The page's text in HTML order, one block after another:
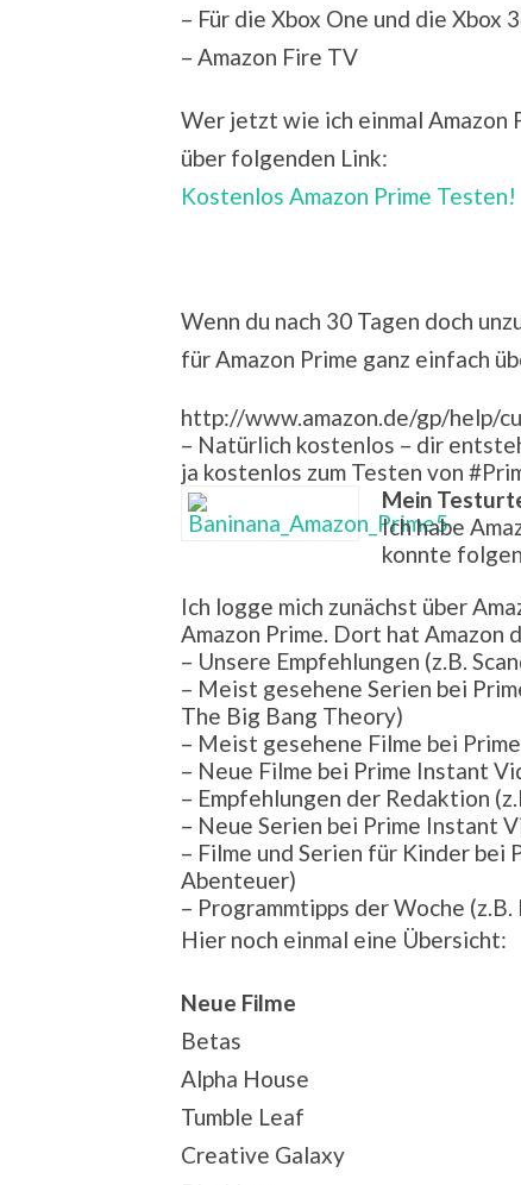
– Für die Xbox One und die Xbox
– Amazon Fire TV
Wer jetzt wie ich einmal Amazon
über folgenden Link:
Kostenlos Amazon Prime Testen!
Wenn du nach 30 Tagen doch
für Amazon Prime ganz einfach
http://www.amazon.de/gp/help/
– Natürlich kostenlos – dir
ja kostenlos zum Testen von
Mein
Ich habe
konnte
Ich logge mich zunächst über
Amazon Prime. Dort hat Amazon
– Unsere Empfehlungen (z.B.
– Meist gesehene Serien bei
The Big Bang Theory)
– Meist gesehene Filme bei
– Neue Filme bei Prime Instant
– Empfehlungen der Redaktion
– Neue Serien bei Prime Instant
– Filme und Serien für Kinder bei
Abenteuer)
– Programmtipps der Woche
Hier noch einmal eine Übersicht:
Neue Filme
Betas
Alpha House
Tumble Leaf
Creative Galaxy